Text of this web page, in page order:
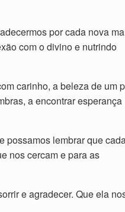
por cada nova
com o divino e nutrindo
carinho, a beleza de um
a encontrar esperança
possamos lembrar que
nos cercam e para as
e agradecer. Que ela